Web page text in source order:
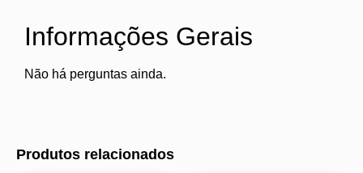
Informações Gerais
Não há perguntas ainda.
Produtos relacionados